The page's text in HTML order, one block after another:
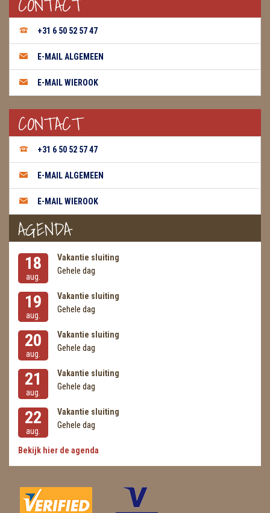
+31 6 50 52 57 47
E-MAIL ALGEMEEN
E-MAIL WIEROOK
CONTACT
+31 6 50 52 57 47
E-MAIL ALGEMEEN
E-MAIL WIEROOK
AGENDA
18
aug.
Vakantie sluiting
Gehele dag
19
aug.
Vakantie sluiting
Gehele dag
20
aug.
Vakantie sluiting
Gehele dag
21
aug.
Vakantie sluiting
Gehele dag
22
aug.
Vakantie sluiting
Gehele dag
Bekijk hier de agenda